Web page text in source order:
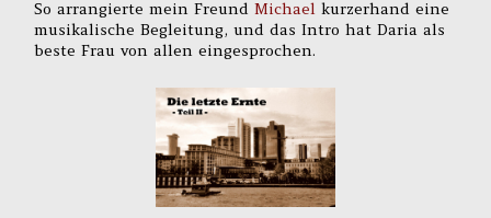
So arrangierte mein FreundMichael kurzerhand eine
musikalische Begleitung, und das Intro hat Daria als
beste Frau von allen eingesprochen.